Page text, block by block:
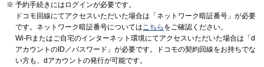
予約手続きにはログインが必要です。
ドコモ回線にてアクセスいただいた場合は「ネットワーク暗証番号」が必要
です。ネットワーク暗証番号についてはこちら をご確認ください。
Wi-Fiまたはご自宅のインターネット環境にてアクセスいただいた場合は「d
アカウントのID／パスワード」が必要です。ドコモの契約回線をお持ちでな
い方も、dアカウントの発行が可能です。